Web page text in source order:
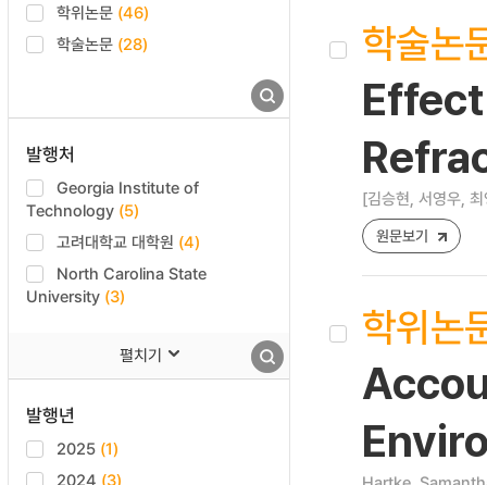
학위논문 (46)
학술논문 (28)
발행처
Georgia Institute of
Technology (5)
고려대학교 대학원 (4)
North Carolina State
University (3)
펼치기
발행년
2025 (1)
2024 (3)
학술논
[김승현, 서영우,
원문보기
학위논